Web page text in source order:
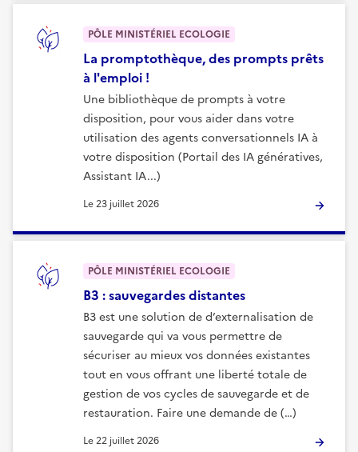
La promptothèque, des prompts prêts
à l'emploi !
Une bibliothèque de prompts à votre
disposition, pour vous aider dans votre
utilisation des agents conversationnels IA à
votre disposition (Portail des IA génératives,
Assistant IA...)
Le23 juillet 2026
PÔLE MINISTÉRIEL ECOLOGIE
B3 : sauvegardes distantes
B3 est une solution de d’externalisation de
sauvegarde qui va vous permettre de
sécuriser au mieux vos données existantes
tout en vous offrant une liberté totale de
gestion de vos cycles de sauvegarde et de
restauration. Faire une demande de (…)
Le22 juillet 2026
PÔLE MINISTÉRIEL ECOLOGIE